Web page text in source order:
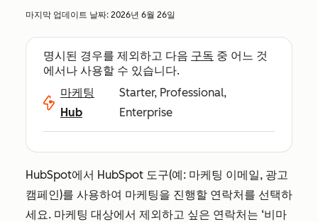
마지막 업데이트 날짜: 2026년 6월 26일
명시된 경우를 제외하고 다음 구독 중 어느 것
에서나 사용할 수 있습니다.
마케팅
Hub
Starter, Professional,
Enterprise
HubSpot에서 HubSpot 도구(예: 마케팅 이메일, 광고
캠페인)를 사용하여 마케팅을 진행할 연락처를 선택하
세요. 마케팅 대상에서 제외하고 싶은 연락처는 ‘비마